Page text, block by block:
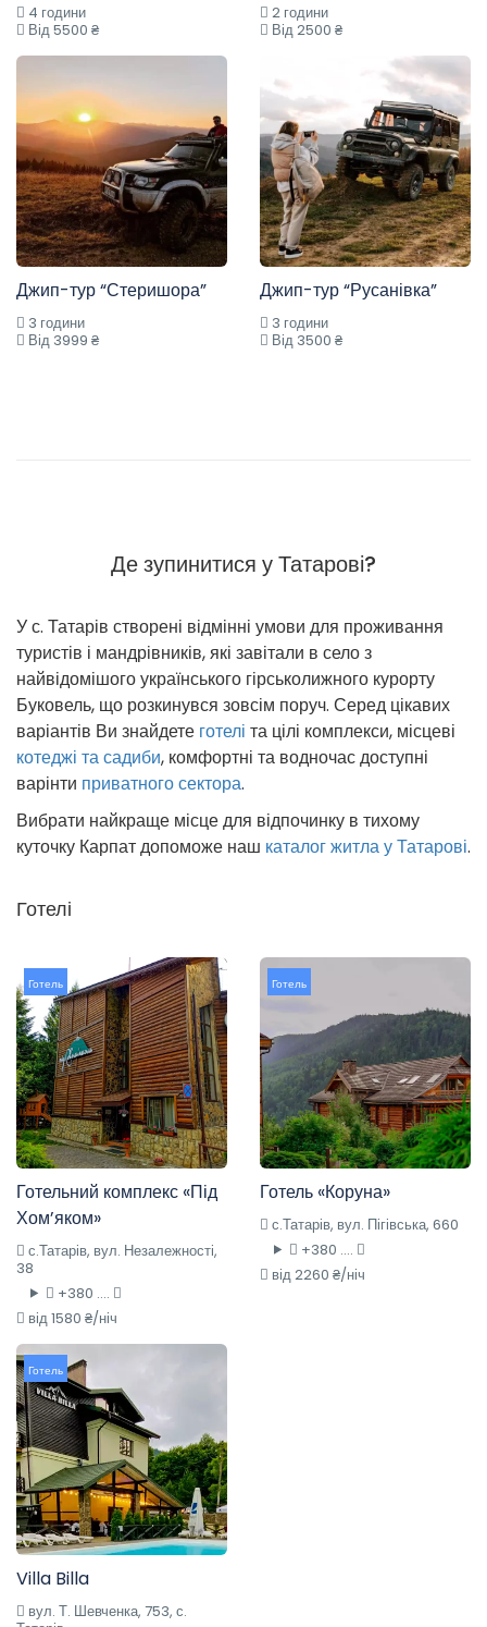
4 години
Від 5500 ₴
2 години
Від 2500 ₴
Джип-тур “Стеришора”
3 години
Від 3999 ₴
Джип-тур “Русанівка”
3 години
Від 3500 ₴
Де зупинитися у Татарові?
У с. Татарів створені відмінні умови для проживання
туристів і мандрівників, які завітали в село з
найвідомішого українського гірськолижного курорту
Буковель, що розкинувся зовсім поруч. Серед цікавих
варіантів Ви знайдете готелі та цілі комплекси, місцеві
котеджі та садиби, комфортні та водночас доступні
варінти приватного сектора.
Вибрати найкраще місце для відпочинку в тихому
куточку Карпат допоможе наш каталог житла у Татарові.
Готелі
Готель
Готельний комплекс «Під
Хом’яком»
с.Татарів, вул. Незалежності,
38
+380 ....
від 1580 ₴/ніч
Готель
Готель «Коруна»
с.Татарів, вул. Пігівська, 660
+380 ....
від 2260 ₴/ніч
Готель
Villa Billa
вул. Т. Шевченка, 753, с.